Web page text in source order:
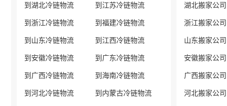
到湖北冷链物流 到江苏冷链物流
到浙江冷链物流 到福建冷链物流
到山东冷链物流 到江西冷链物流
到安徽冷链物流 到广东冷链物流
到广西冷链物流 到海南冷链物流
到河北冷链物流 到内蒙古冷链物流
湖北搬家公司
浙江搬家公司
山东搬家公司
安徽搬家公司
广西搬家公司
河北搬家公司